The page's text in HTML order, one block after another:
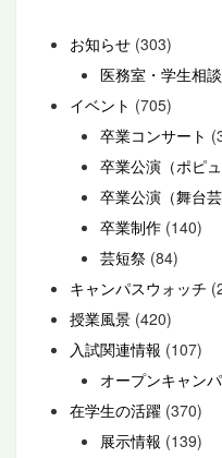
お知らせ (303)
医務室・学生相
イベント (705)
卒業コンサート
卒業公演（ポピュ
卒業公演（舞台芸
卒業制作 (140)
芸短祭 (84)
キャンパスウォッチ
授業風景 (420)
入試関連情報 (107)
オープンキャン
在学生の活躍 (370)
展示情報 (139)